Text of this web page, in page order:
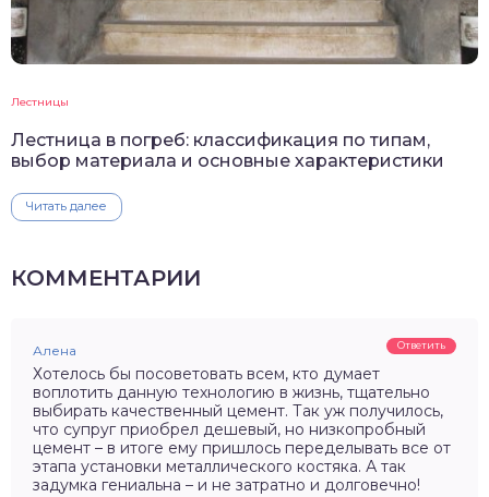
Лестницы
Лестница в погреб: классификация по типам,
выбор материала и основные характеристики
Читать далее
КОММЕНТАРИИ
Алена Ответить
Хотелось бы посоветовать всем, кто думает
воплотить данную технологию в жизнь, тщательно
выбирать качественный цемент. Так уж получилось,
что супруг приобрел дешевый, но низкопробный
цемент – в итоге ему пришлось переделывать все от
этапа установки металлического костяка. А так
задумка гениальна – и не затратно и долговечно!